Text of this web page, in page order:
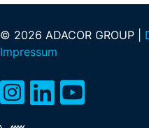
© 2026 ADACOR GROUP |
Impressum